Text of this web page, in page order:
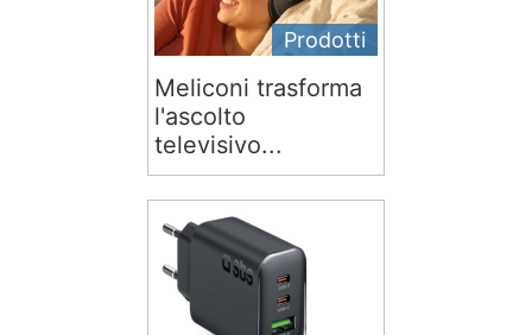
Prodotti
Meliconi trasforma
l'ascolto
televisivo...